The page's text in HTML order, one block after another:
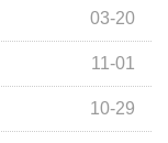
03-20
11-01
10-29